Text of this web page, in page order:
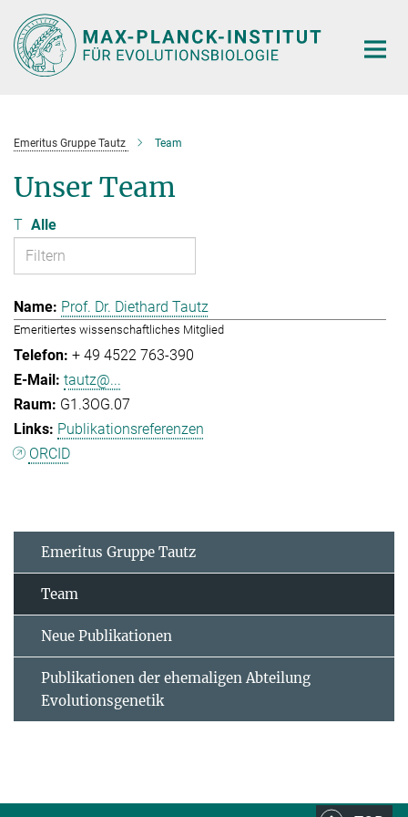
Hauptinhalt
Emeritus Gruppe Tautz Team
Unser Team
T Alle
Prof. Dr. Diethard Tautz
Emeritiertes wissenschaftliches Mitglied
+ 49 4522 763-390
tautz@...
G1.3OG.07
Publikationsreferenzen
ORCID
Emeritus Gruppe Tautz
Team
Neue Publikationen
Publikationen der ehemaligen Abteilung
Evolutionsgenetik